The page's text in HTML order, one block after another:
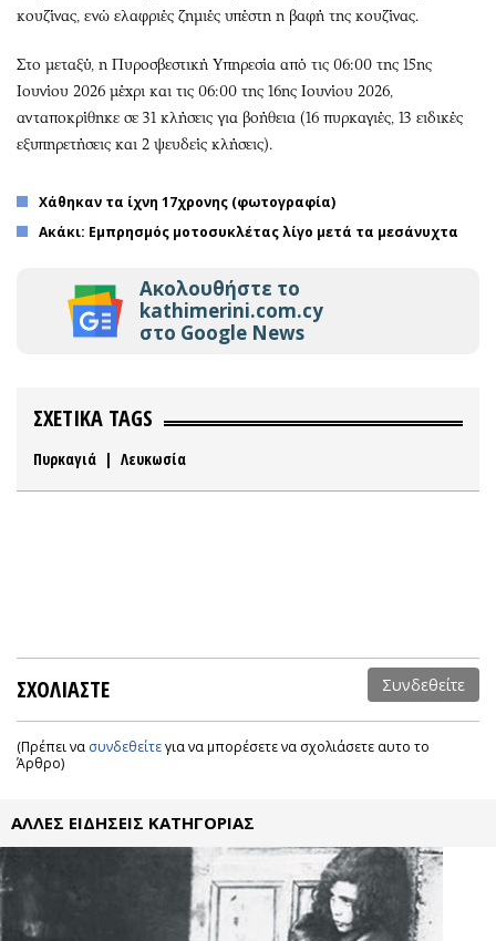
κουζίνας, ενώ ελαφριές ζημιές υπέστη η βαφή της κουζίνας.
Στο μεταξύ, η Πυροσβεστική Υπηρεσία από τις 06:00 της 15ης
Ιουνίου 2026 μέχρι και τις 06:00 της 16ης Ιουνίου 2026,
ανταποκρίθηκε σε 31 κλήσεις για βοήθεια (16 πυρκαγιές, 13 ειδικές
εξυπηρετήσεις και 2 ψευδείς κλήσεις).
Χάθηκαν τα ίχνη 17χρονης (φωτογραφία)
Ακάκι: Εμπρησμός μοτοσυκλέτας λίγο μετά τα μεσάνυχτα
Ακολουθήστε το
kathimerini.com.cy
στο Google News
ΣΧΕΤΙΚΑ TAGS
Πυρκαγιά | Λευκωσία
ΣΧΟΛΙΑΣΤΕ Συνδεθείτε
(Πρέπει να συνδεθείτεγια να μπορέσετε να σχολιάσετε αυτο το
Άρθρο)
ΑΛΛΕΣ ΕΙΔΗΣΕΙΣ ΚΑΤΗΓΟΡΙΑΣ